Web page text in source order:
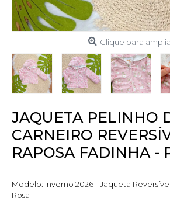
Clique para
JAQUETA PELINHO
CARNEIRO
RAPOSA FADINHA -
Modelo: Inverno 2026 - Jaqueta
Rosa